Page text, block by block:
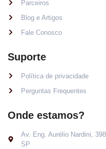
Parceiros
Blog e Artigos
Fale Conosco
Suporte
Política de privacidade
Perguntas Frequentes
Onde estamos?
Av. Eng. Aurélio Nardini,
SP